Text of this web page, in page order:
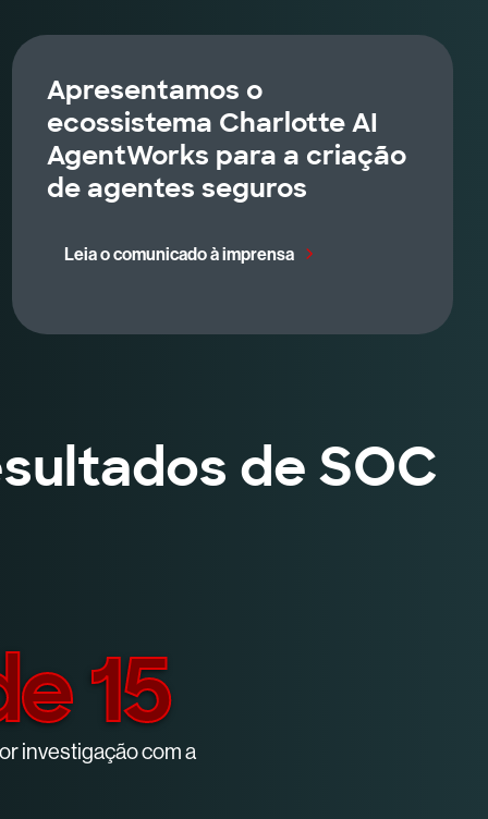
Apresentamos o
ecossistema Charlotte AI
AgentWorks para a criação
de agentes seguros
Leia o comunicado à imprensa
de SOC
15
investigação com a